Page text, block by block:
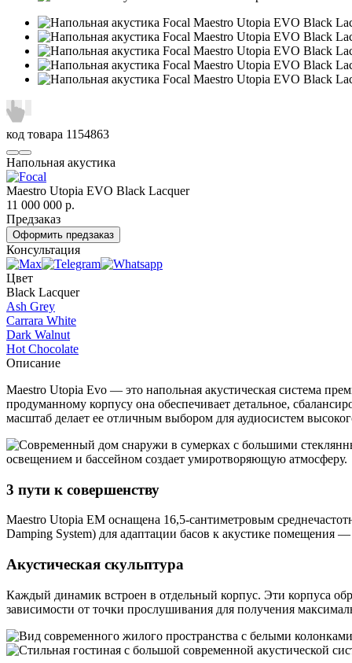
код товара 1154863
Напольная акустика
Maestro Utopia EVO Black Lacquer
11 000 000 р.
Предзаказ
Оформить предзаказ
Консультация
Цвет
Black Lacquer
Ash Grey
Carrara White
Dark Walnut
Hot Chocolate
Описание
Maestro Utopia Evo — это напольная акустическая система
продуманному корпусу она обеспечивает детальное,
масштаб делает ее отличным выбором для аудиосистем
3 пути к совершенству
Maestro Utopia EM оснащена 16,5-сантиметровым
Damping System) для адаптации басов к акустике помещения
Акустическая скульптура
Каждый динамик встроен в отдельный корпус. Эти корпуса
зависимости от точки прослушивания для получения